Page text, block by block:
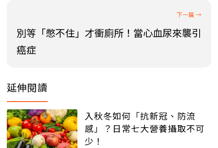
別等「憋不住」才衝廁所！當心血尿來襲引
癌症
延伸閱讀
入秋冬如何「抗新冠、防流
感」？日常七大營養攝取不可
少！